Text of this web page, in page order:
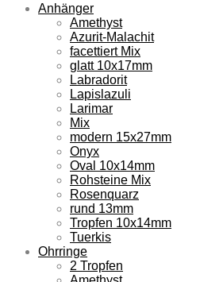
Anhänger
Amethyst
Azurit-Malachit
facettiert Mix
glatt 10x17mm
Labradorit
Lapislazuli
Larimar
Mix
modern 15x27mm
Onyx
Oval 10x14mm
Rohsteine Mix
Rosenquarz
rund 13mm
Tropfen 10x14mm
Tuerkis
Ohrringe
2 Tropfen